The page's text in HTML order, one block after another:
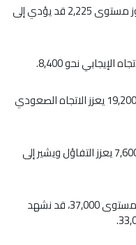
8. مؤشر راسل 2000 (Russell 2000): تجاوز مستوى 2,225 قد يؤدي إلى
‏ 10. DAX الألماني: استقرار الأسعار فوق 19,200 يعزز الاتجاه الصعودي
‏ 11. CAC الفرنسي: الثبات فوق مستوى 7,600 يعزز التفاؤل ويشير إلى
‏ 12. Nikkei الياباني (Nikkei 225): إذا كسر مستوى 37,000، قد نشهد